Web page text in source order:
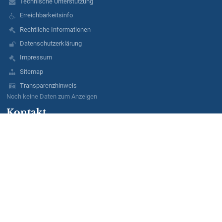
Erreichbarkeitsinfo
Rechtliche Informationen
Datenschutzerklärung
Impressum
Sitemap
Transparenzhinweis
Noch keine Daten zum Anzeigen
Kontakt